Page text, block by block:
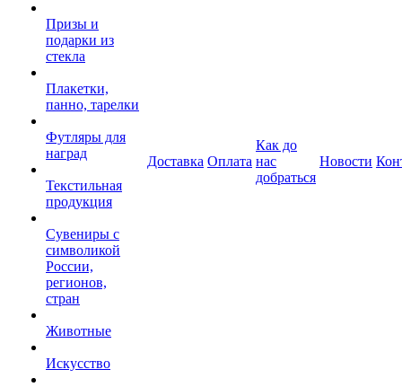
Призы и
подарки из
стекла
Плакетки,
панно, тарелки
Футляры для
наград
Текстильная
продукция
Сувениры с
символикой
России,
регионов,
стран
Животные
Искусство
Доставка Оплата
Как до
нас
добраться
Новости